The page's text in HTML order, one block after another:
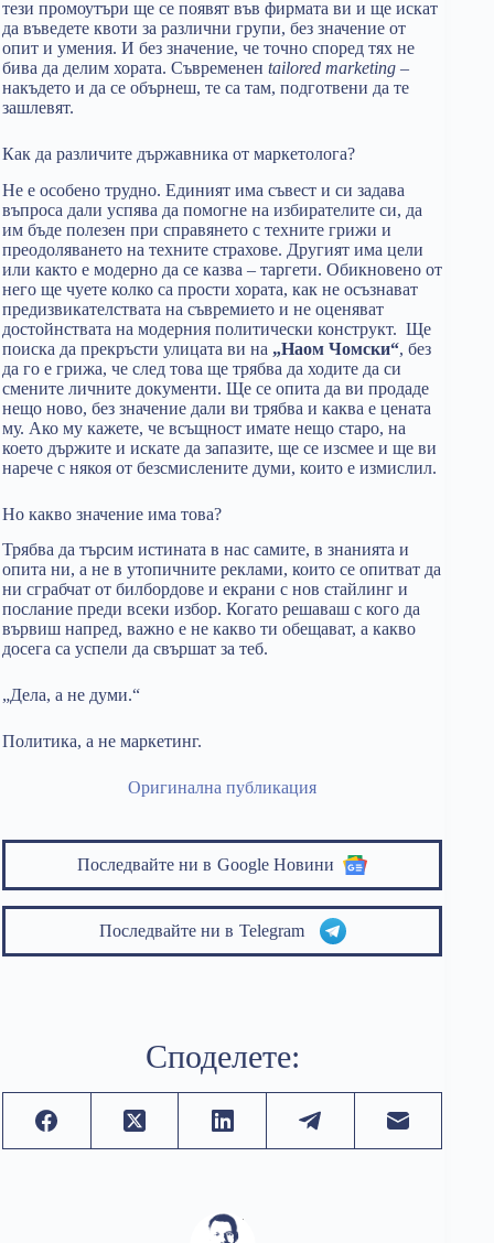
тези промоутъри ще се появят във фирмата ви и ще искат
да въведете квоти за различни групи, без значение от
опит и умения. И без значение, че точно според тях не
бива да делим хората. Съвременен tailored marketing –
накъдето и да се обърнеш, те са там, подготвени да те
зашлевят.
Как да различите държавника от маркетолога?
Не е особено трудно. Единият има съвест и си задава
въпроса дали успява да помогне на избирателите си, да
им бъде полезен при справянето с техните грижи и
преодоляването на техните страхове. Другият има цели
или както е модерно да се казва – таргети. Обикновено от
него ще чуете колко са прости хората, как не осъзнават
предизвикателствата на съвремието и не оценяват
достойнствата на модерния политически конструкт. Ще
поиска да прекръсти улицата ви на „Наом Чомски“, без
да го е грижа, че след това ще трябва да ходите да си
смените личните документи. Ще се опита да ви продаде
нещо ново, без значение дали ви трябва и каква е цената
му. Ако му кажете, че всъщност имате нещо старо, на
което държите и искате да запазите, ще се изсмее и ще ви
нарече с някоя от безсмислените думи, които е измислил.
Но какво значение има това?
Трябва да търсим истината в нас самите, в знанията и
опита ни, а не в утопичните реклами, които се опитват да
ни сграбчат от билбордове и екрани с нов стайлинг и
послание преди всеки избор. Когато решаваш с кого да
вървиш напред, важно е не какво ти обещават, а какво
досега са успели да свършат за теб.
„Дела, а не думи.“
Политика, а не маркетинг.
Оригинална публикация
Последвайте ни в Google Новини
Последвайте ни в Telegram
Споделете: